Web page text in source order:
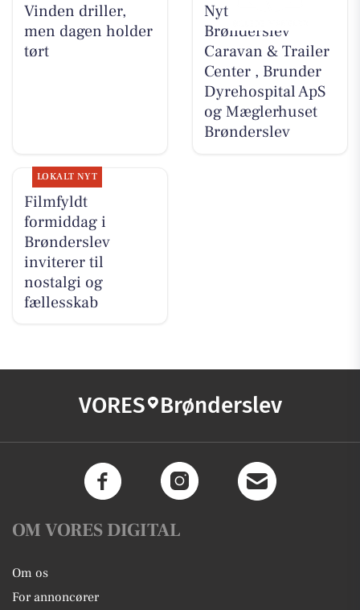
Vinden driller,
men dagen holder
tørt
Nyt fra
Brønderslev
Caravan & Trailer
Center , Brunder
Dyrehospital ApS
og Mæglerhuset
Brønderslev
LOKALT NYT
Filmfyldt
formiddag i
Brønderslev
inviterer til
nostalgi og
fællesskab
VORES Brønderslev
OM VORES DIGITAL
Om os
For annoncører